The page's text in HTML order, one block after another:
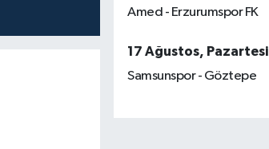
Amed - Erzurumspor FK
17 Ağustos, Pazartesi
Samsunspor - Göztepe